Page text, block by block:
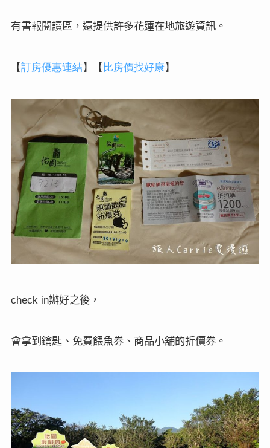
有書報閱讀區，還提供許多花蓮在地旅遊資訊。
【訂房優惠連結】 【比房價找好康】
check in辦好之後，
會拿到鑰匙、免費餵魚券、商品小舖的折價券。